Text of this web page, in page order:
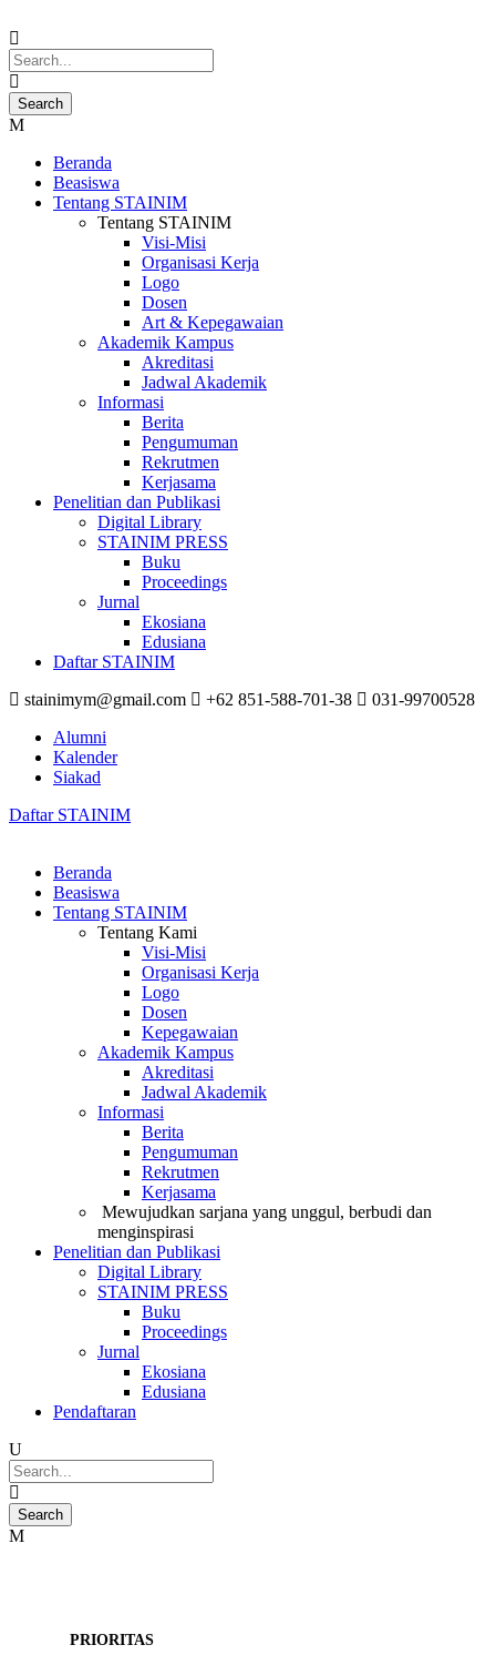
Beranda
Beasiswa
Tentang STAINIM
Tentang STAINIM
Visi-Misi
Organisasi Kerja
Logo
Dosen
Art & Kepegawaian
Akademik Kampus
Akreditasi
Jadwal Akademik
Informasi
Berita
Pengumuman
Rekrutmen
Kerjasama
Penelitian dan Publikasi
Digital Library
STAINIM PRESS
Buku
Proceedings
Jurnal
Ekosiana
Edusiana
Daftar STAINIM
stainimym@gmail.com
+62 851-588-701-38
031-99700528
Alumni
Kalender
Siakad
Daftar STAINIM
Beranda
Beasiswa
Tentang STAINIM
Tentang Kami
Visi-Misi
Organisasi Kerja
Logo
Dosen
Kepegawaian
Akademik Kampus
Akreditasi
Jadwal Akademik
Informasi
Berita
Pengumuman
Rekrutmen
Kerjasama
Mewujudkan sarjana yang unggul, berbudi dan
menginspirasi
Penelitian dan Publikasi
Digital Library
STAINIM PRESS
Buku
Proceedings
Jurnal
Ekosiana
Edusiana
Pendaftaran
PRIORITAS